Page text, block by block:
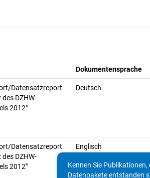
Dokumentensprache
Datensatzreport
DZHW-
2012"
Deutsch
Datensatzreport
DZHW-
2012"
Englisch
Kennen Sie
Datenpakete entstanden